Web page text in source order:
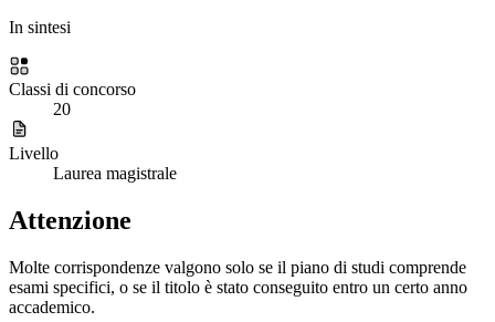
In sintesi
Classi di concorso
20
Livello
Laurea magistrale
Attenzione
Molte corrispondenze valgono solo se il piano di studi comprende
esami specifici, o se il titolo è stato conseguito entro un certo anno
accademico.